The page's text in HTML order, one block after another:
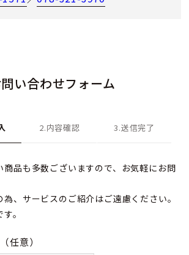
い合わせフォーム
2.内容確認 3.送信完了
品も多数ございますので、お気軽にお問
、サービスのご紹介はご遠慮ください。
。
（任意）